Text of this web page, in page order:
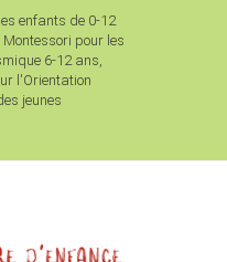
enfants de 0-12
pour les
6-12 ans,
l'Orientation
jeunes